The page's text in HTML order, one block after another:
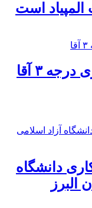
است
۳ آقا
دانشگاه
البرز